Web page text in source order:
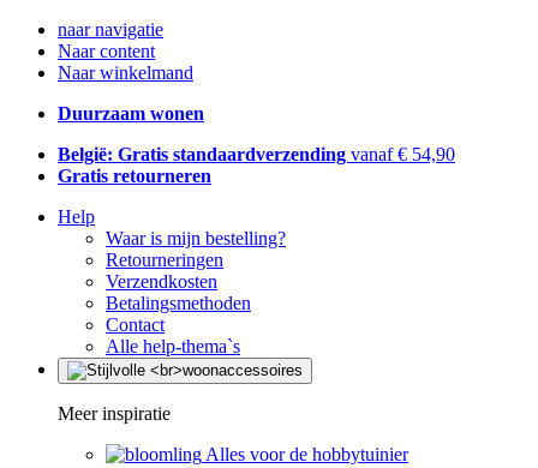
naar navigatie
Naar content
Naar winkelmand
Duurzaam wonen
België: Gratis standaardverzending vanaf € 54,90
Gratis retourneren
Help
Waar is mijn bestelling?
Retourneringen
Verzendkosten
Betalingsmethoden
Contact
Alle help-thema`s
Meer inspiratie
Alles voor de hobbytuinier